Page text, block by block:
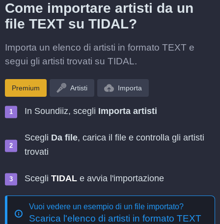
Come importare artisti da un
file TEXT su TIDAL?
Importa un elenco di artisti in formato TEXT e
segui gli artisti trovati su TIDAL.
Premium Artisti Importa
In Soundiiz, scegli Importa artisti
Scegli Da file, carica il file e controlla gli artisti
trovati
Scegli TIDAL e avvia l'importazione
Vuoi vedere un esempio di un file importato?
Scarica l'elenco di artisti in formato TEXT